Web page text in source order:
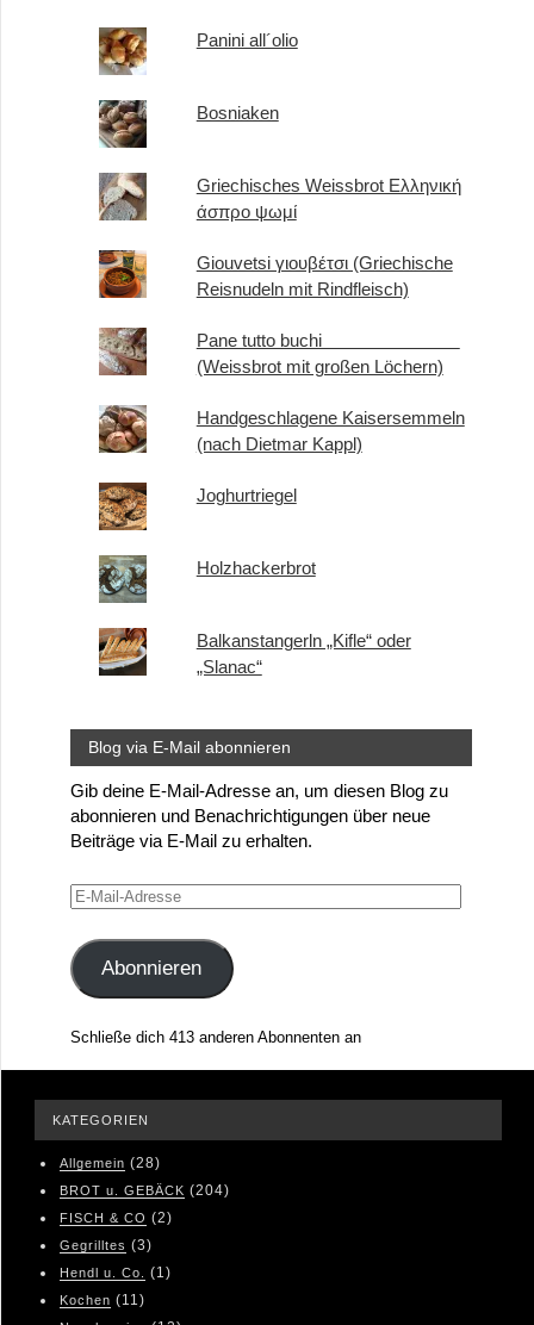
Panini all´olio
Bosniaken
Griechisches Weissbrot Ελληνική
άσπρο ψωμί
Giouvetsi γιουβέτσι (Griechische
Reisnudeln mit Rindfleisch)
Pane tutto buchi
(Weissbrot mit großen Löchern)
Handgeschlagene Kaisersemmeln
(nach Dietmar Kappl)
Joghurtriegel
Holzhackerbrot
Balkanstangerln „Kifle“ oder
„Slanac“
Blog via E-Mail abonnieren
Gib deine E-Mail-Adresse an, um diesen Blog zu
abonnieren und Benachrichtigungen über neue
Beiträge via E-Mail zu erhalten.
E-
Adresse
Abonnieren
Schließe dich 413 anderen Abonnenten an
KATEGORIEN
Allgemein (28)
BROT u. GEBÄCK (204)
FISCH & CO (2)
Gegrilltes (3)
Hendl u. Co. (1)
Kochen (11)